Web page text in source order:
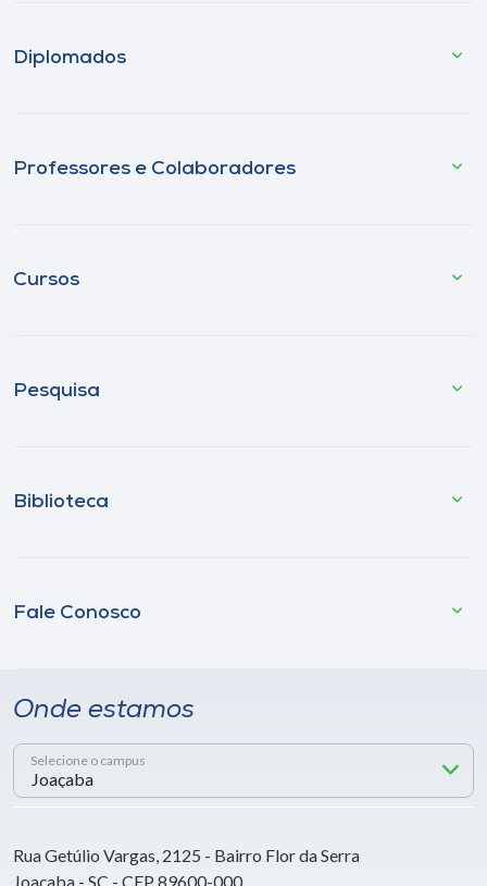
Diplomados
Professores e Colaboradores
Cursos
Pesquisa
Biblioteca
Fale Conosco
Onde estamos
Selecione o campus
Rua Getúlio Vargas, 2125 - Bairro Flor da Serra
Joaçaba - SC - CEP 89600-000